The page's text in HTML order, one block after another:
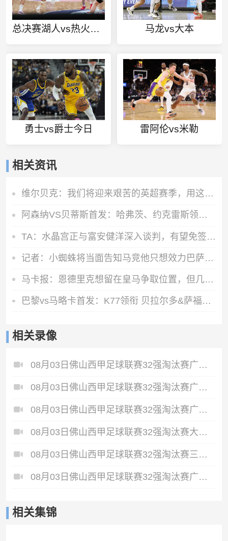
总决赛湖人vs热火战靴 马龙vs大本
勇士vs爵士今日 雷阿伦vs米勒
相关资讯
维尔贝克：我们将迎来艰苦的英超赛季，用这类比赛调整状态很有益
阿森纳VS贝蒂斯首发：哈弗茨、约克雷斯领衔，道曼、措利斯出战
TA：水晶宫正与富安健洋深入谈判，有望免签这位日本国脚
记者：小蜘蛛将当面告知马竞他只想效力巴萨，但预计他不会罢训
马卡报：恩德里克想留在皇马争取位置，但几乎所有因素都对他不利
巴黎vs马略卡首发：K77领衔 贝拉尔多&萨福诺夫出战 多人轮换
相关录像
08月03日佛山西甲足球联赛32强淘汰赛广州求信VS顺德新青年全场录像
08月03日佛山西甲足球联赛32强淘汰赛广州蜀地红VS广州戴拿模全场录像
08月03日佛山西甲足球联赛32强淘汰赛广东客家青年VS广州英华思力U17全场录像
08月03日佛山西甲足球联赛32强淘汰赛大塘控股VS茂名市点都得全场录像
08月03日佛山西甲足球联赛32强淘汰赛三水乐民兴健力宝VS中国澳门澳科精英全场录像
08月03日佛山西甲足球联赛32强淘汰赛广东凤铝VS湛江八部科技全场录像
相关集锦